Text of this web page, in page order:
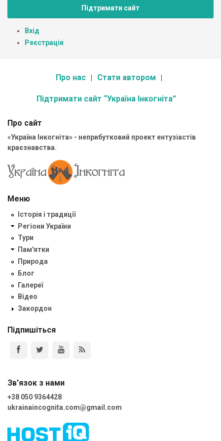
Підтримати сайт
Вхід
Реєстрація
Про нас Стати автором
Підтримати сайт “Україна Інкогніта”
Про сайт
«Україна Інкогніта» - неприбутковий проект ентузіастів
краєзнавства.
Меню
Історія і традиції
Регіони України
Тури
Пам'ятки
Природа
Блог
Галереї
Відео
Закордон
Підпишіться
Зв'язок з нами
+38 050 9364428
ukrainaincognita.com@gmail.com